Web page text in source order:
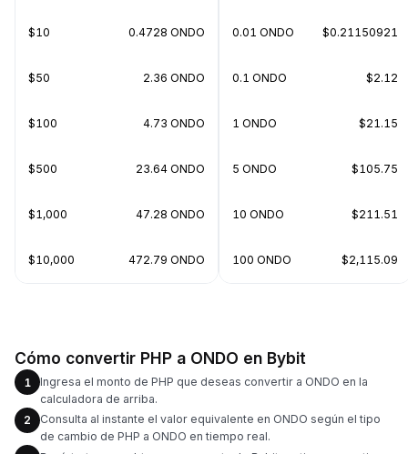
$10 0.4728 ONDO
$50 2.36 ONDO
$100 4.73 ONDO
$500 23.64 ONDO
$1,000 47.28 ONDO
$10,000 472.79 ONDO
0.01 ONDO $0.21150921
0.1 ONDO $2.12
1 ONDO $21.15
5 ONDO $105.75
10 ONDO $211.51
100 ONDO $2,115.09
Cómo convertir PHP a ONDO en Bybit
1
Ingresa el monto de PHP que deseas convertir a ONDO en la
calculadora de arriba.
2
Consulta al instante el valor equivalente en ONDO según el tipo
de cambio de PHP a ONDO en tiempo real.